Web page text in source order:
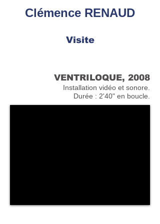
Clémence RENAUD
Visite
VENTRILOQUE, 2008
Installation vidéo et sonore.
Durée : 2'40" en boucle.